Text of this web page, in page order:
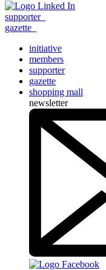
supporter_
gazette
initiative
members
supporter
gazette
shopping mall
newsletter